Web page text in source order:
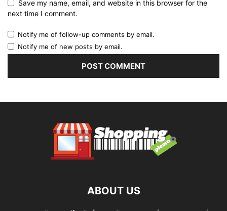
Save my name, email, and website in this browser for the
next time I comment.
Notify me of follow-up comments by email.
Notify me of new posts by email.
ABOUT US